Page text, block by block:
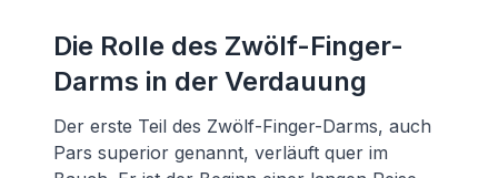
Die Rolle des Zwölf-Finger-
Darms in der Verdauung
Der erste Teil des Zwölf-Finger-Darms, auch
Pars superior genannt, verläuft quer im